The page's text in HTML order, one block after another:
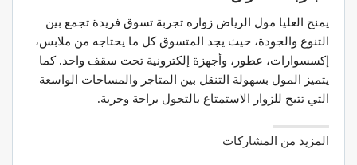
يمنح العليا مول الرياض زواره تجربة تسوق فريدة تجمع بين
التنوع والجودة، حيث يجد المتسوق كل ما يحتاجه من ملابس،
إكسسوارات، عطور، وأجهزة إلكترونية تحت سقف واحد. كما
يتميز المول بسهولة التنقل بين المتاجر والمساحات الواسعة
التي تتيح للزوار الاستمتاع بالتجول براحة وحرية.
المزيد من المشاركات